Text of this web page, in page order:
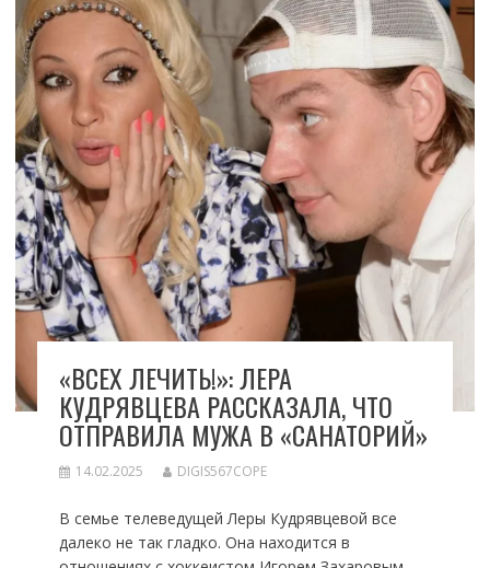
«ВСЕХ ЛЕЧИТЬ!»: ЛЕРА
КУДРЯВЦЕВА РАССКАЗАЛА, ЧТО
ОТПРАВИЛА МУЖА В «САНАТОРИЙ»
14.02.2025 DIGIS567COPE
В семье телеведущей Леры Кудрявцевой все
далеко не так гладко. Она находится в